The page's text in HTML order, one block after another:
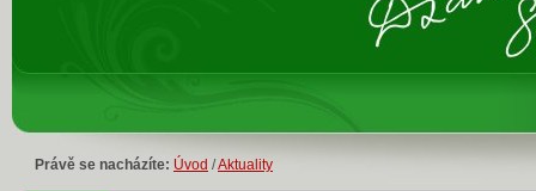
Právě se nacházíte: Úvod /Aktuality